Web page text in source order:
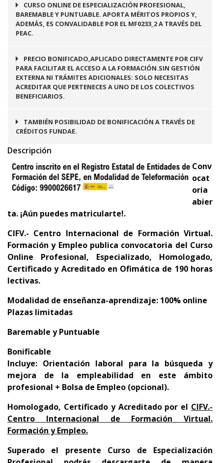
CURSO ONLINE DE ESPECIALIZACIÓN PROFESIONAL,
BAREMABLE Y PUNTUABLE. APORTA MÉRITOS PROPIOS Y,
ADEMÁS, ES CONVALIDABLE POR EL MF0233_2 A TRAVÉS DEL
PEAC.
PRECIO BONIFICADO,APLICADO DIRECTAMENTE POR CIFV
PARA FACILITAR EL ACCESO A LA FORMACIÓN.SIN GESTIÓN
EXTERNA NI TRÁMITES ADICIONALES: SOLO NECESITAS
ACREDITAR QUE PERTENECES A UNO DE LOS COLECTIVOS
BENEFICIARIOS.
TAMBIÉN POSIBILIDAD DE BONIFICACIÓN A TRAVÉS DE
CRÉDITOS FUNDAE.
Descripción
Conv
ocat
oria
abier
ta. ¡Aún puedes matricularte!.
CIFV.- Centro Internacional de Formación Virtual.
Formación y Empleo publica convocatoria del Curso
Online Profesional, Especializado, Homologado,
Certificado y Acreditado en Ofimática de 190 horas
lectivas.
Modalidad de enseñanza-aprendizaje: 100% online
Plazas limitadas
Baremable y Puntuable
Bonificable
Incluye: Orientación laboral para la búsqueda y
mejora de la empleabilidad en este ámbito
profesional + Bolsa de Empleo (opcional).
Homologado, Certificado y Acreditado por el CIFV.-
Centro Internacional de Formación Virtual.
Formación y Empleo.
Superado el presente Curso de Especialización